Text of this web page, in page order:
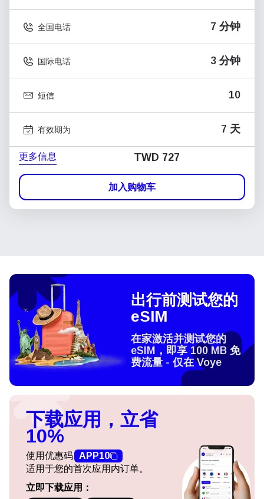
全国电话 7 分钟
国际电话 3 分钟
短信 10
有效期为 7 天
更多信息 TWD 727
加入购物车
出行前测试您的
eSIM
在家激活并测试您的
eSIM，即享 100 MB 免
费流量 - 仅在 Voye
下载应用，立省
10%
使用优惠码 APP10
适用于您的首次应用内订单。
立即下载应用：